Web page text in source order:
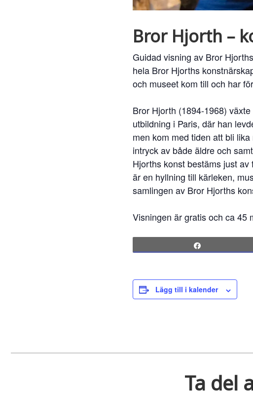
Bror Hjorth –
Guidad visning av Bror
hela Bror Hjorths
och museet kom till och har
Bror Hjorth (1894-1968)
utbildning i Paris, där han
men kom med tiden att bli
intryck av både äldre och
Hjorths konst bestäms just
är en hyllning till kärleken,
samlingen av Bror Hjorths
Visningen är gratis och ca 45
Lägg till i kalender
Ta del